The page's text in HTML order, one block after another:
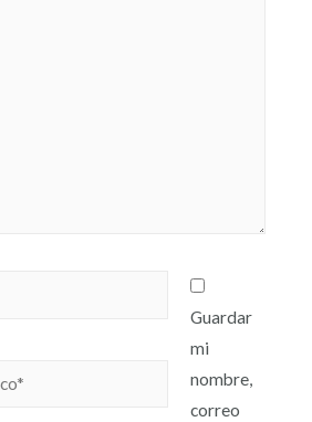
Guardar
mi
nombre,
correo